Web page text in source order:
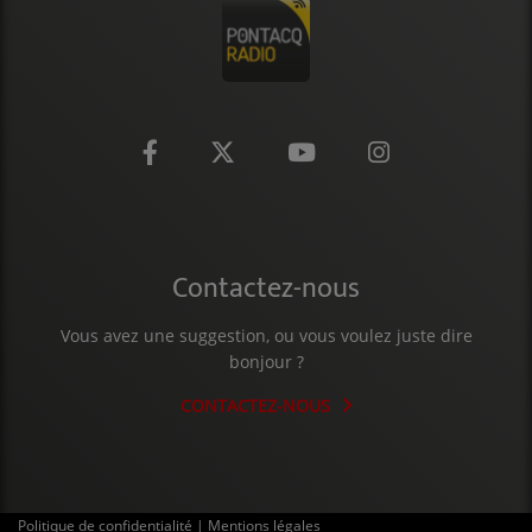
Contactez-nous
Vous avez une suggestion, ou vous voulez juste dire
bonjour ?
CONTACTEZ-NOUS
Politique de confidentialité | Mentions légales